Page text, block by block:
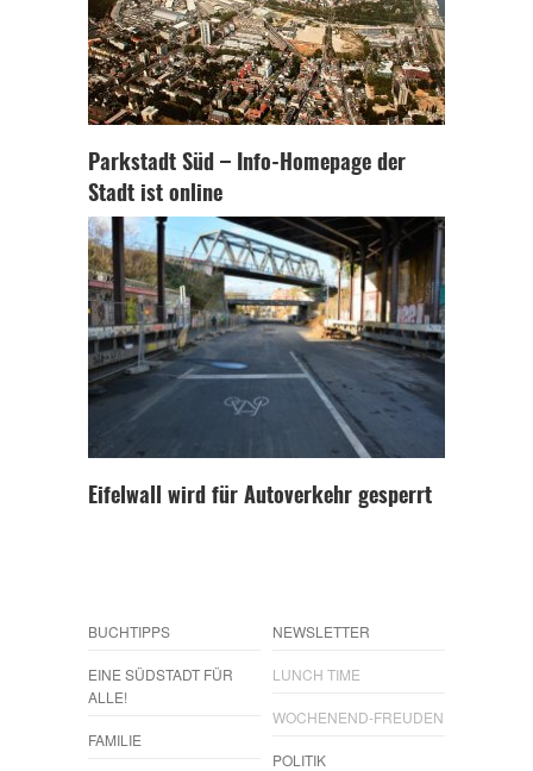
Parkstadt Süd – Info-Homepage der
Stadt ist online
Eifelwall wird für Autoverkehr gesperrt
BUCHTIPPS
EINE SÜDSTADT FÜR
ALLE!
FAMILIE
NEWSLETTER
LUNCH TIME
WOCHENEND-FREUDEN
POLITIK